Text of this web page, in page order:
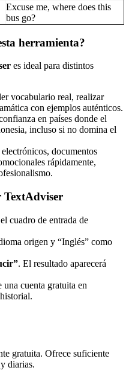
Excuse me, where does this
bus go?
herramienta?
es ideal para distintos
vocabulario real, realizar
con ejemplos auténticos.
en países donde el
incluso si no domina el
documentos
rápidamente,
TextAdviser
cuadro de entrada de
origen y “Inglés” como
. El resultado aparecerá
una cuenta gratuita en
gratuita. Ofrece suficiente
diarias.